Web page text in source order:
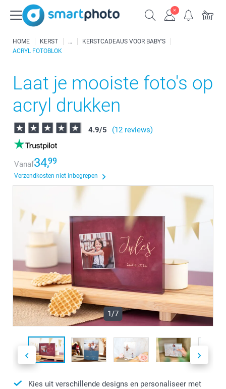
HOME KERST
KERSTCADEAUS VOOR BABY'S
ACRYL FOTOBLOK
Laat je mooiste foto's op
acryl drukken
4.9/5 (12 reviews)
Vanaf34,99
Verzendkosten niet inbegrepen
1/7
Kies uit verschillende designs en personaliseer met